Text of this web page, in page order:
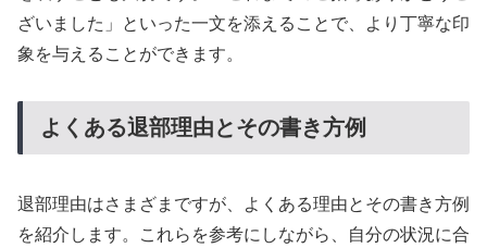
ざいました」といった一文を添えることで、より丁寧な印
象を与えることができます。
よくある退部理由とその書き方例
退部理由はさまざまですが、よくある理由とその書き方例
を紹介します。これらを参考にしながら、自分の状況に合